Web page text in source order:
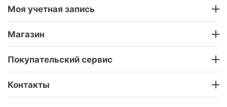
Моя учетная запись
Магазин
Покупательский сервис
Контакты